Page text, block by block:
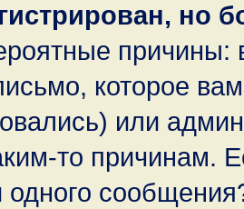
но
причины:
которое
или
то причинам.
одного